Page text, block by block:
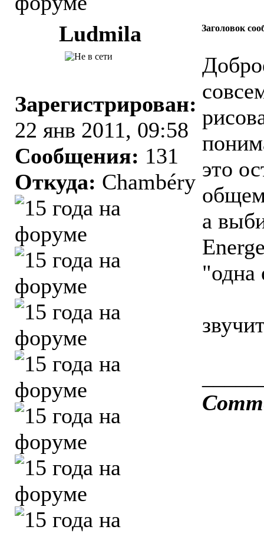
Ludmila Заголовок
Зарегистрирован:
22 янв 2011, 09:58
Сообщения: 131
Откуда: Chambéry
это
а
"одна